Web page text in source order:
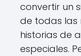
convertir un
de todas las
historias de
especiales.